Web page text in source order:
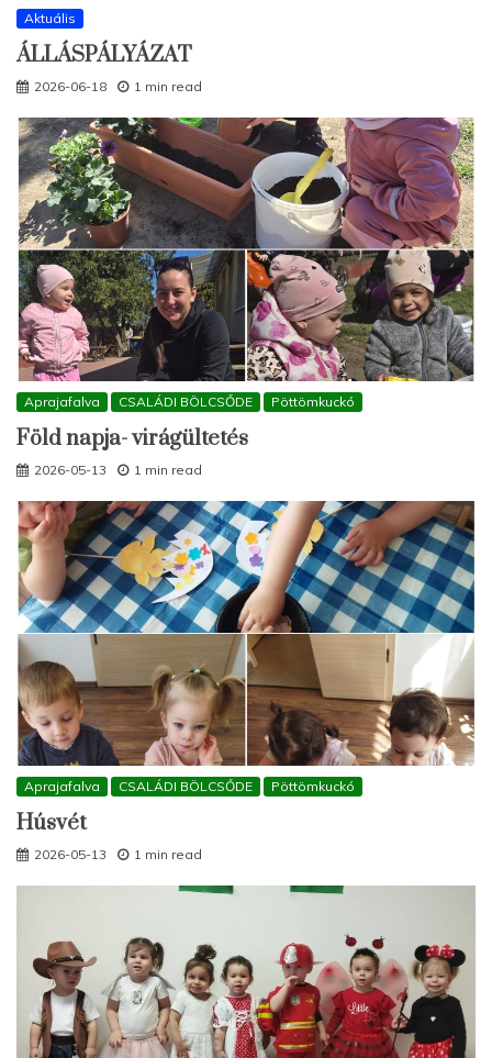
Aktuális
ÁLLÁSPÁLYÁZAT
2026-06-18 1 min read
Aprajafalva CSALÁDI BÖLCSŐDE Pöttömkuckó
Föld napja- virágültetés
2026-05-13 1 min read
Aprajafalva CSALÁDI BÖLCSŐDE Pöttömkuckó
Húsvét
2026-05-13 1 min read